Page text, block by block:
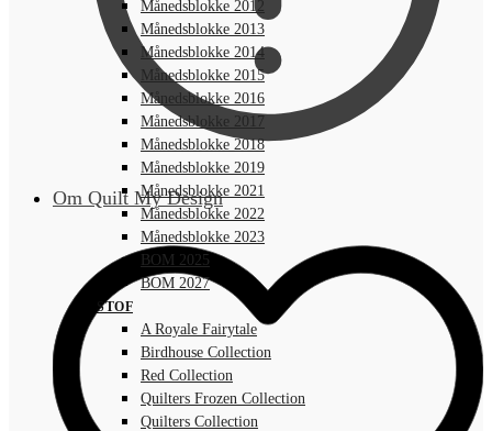
Om Quilt My Design
Månedsblokke 2012
Månedsblokke 2013
Månedsblokke 2014
Månedsblokke 2015
Månedsblokke 2016
Månedsblokke 2017
Månedsblokke 2018
Månedsblokke 2019
Månedsblokke 2021
Månedsblokke 2022
Månedsblokke 2023
BOM 2025
BOM 2027
STOF
A Royale Fairytale
Birdhouse Collection
Red Collection
Quilters Frozen Collection
Quilters Collection